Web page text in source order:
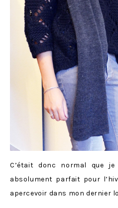
C’était donc normal que
absolument parfait pour
apercevoir dans mon dernier